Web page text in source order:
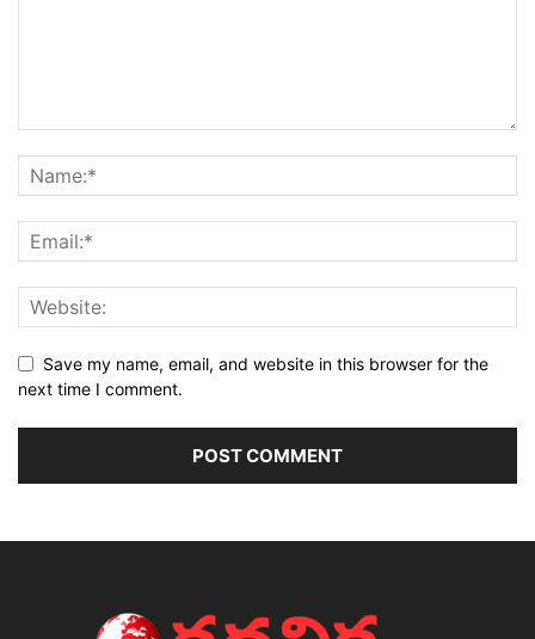
Save my name, email, and website in this browser for the
next time I comment.